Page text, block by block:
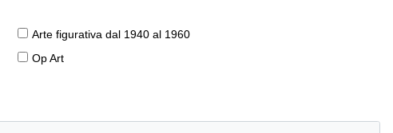
Arte figurativa dal 1940 al 1960
Op Art